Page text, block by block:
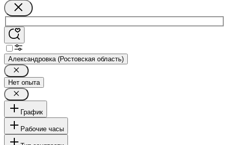
Александровка (Ростовская область)
Нет опыта
График
Рабочие часы